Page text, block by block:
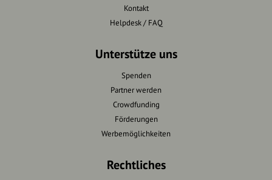
Kontakt
Helpdesk / FAQ
Unterstütze uns
Spenden
Partner werden
Crowdfunding
Förderungen
Werbemöglichkeiten
Rechtliches